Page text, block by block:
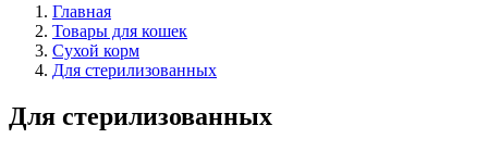
Главная
Товары для кошек
Сухой корм
Для стерилизованных
Для стерилизованных